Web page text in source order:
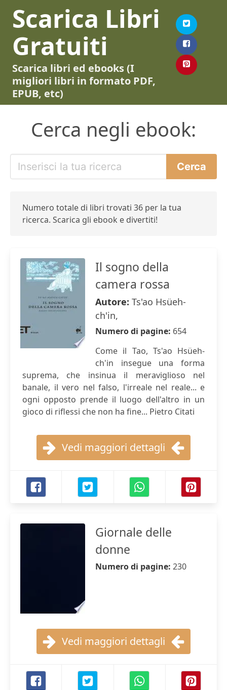
Scarica Libri
Gratuiti
Scarica libri ed ebooks (I
migliori libri in formato PDF,
EPUB, etc)
Cerca negli ebook:
Numero totale di libri trovati 36 per la tua
ricerca. Scarica gli ebook e divertiti!
Il sogno della
camera rossa
Autore: Ts'ao Hsüeh-
ch'in,
Numero di pagine: 654
Come il Tao, Ts'ao Hsüeh-
ch'in insegue una forma
suprema, che insinua il meraviglioso nel
banale, il vero nel falso, l'irreale nel reale... e
ogni opposto prende il luogo dell'altro in un
gioco di riflessi che non ha fine... Pietro Citati
Vedi maggiori dettagli
Giornale delle
donne
Numero di pagine: 230
Vedi maggiori dettagli